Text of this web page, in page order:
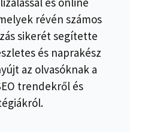
révén számos
sikerét segítette
és naprakész
az olvasóknak a
trendekről és